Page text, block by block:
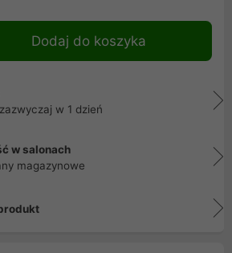
Dodaj do koszyka
w 1 dzień
w salonach
magazynowe